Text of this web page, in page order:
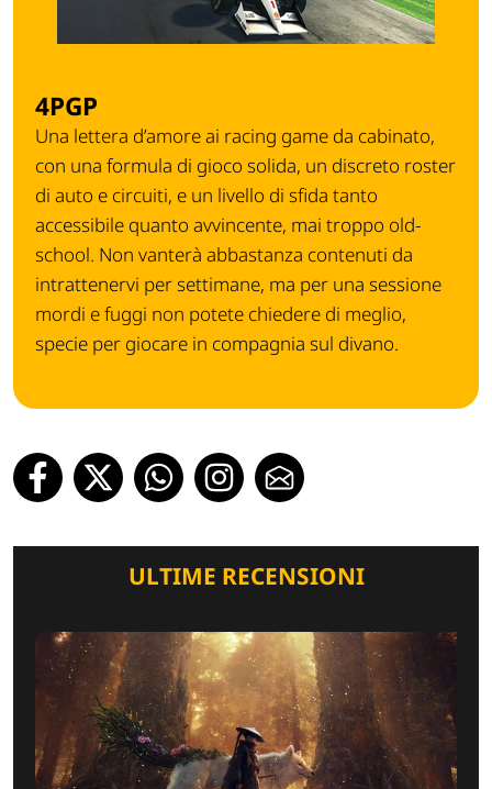
4PGP
Una lettera d’amore ai racing game da cabinato,
con una formula di gioco solida, un discreto roster
di auto e circuiti, e un livello di sfida tanto
accessibile quanto avvincente, mai troppo old-
school. Non vanterà abbastanza contenuti da
intrattenervi per settimane, ma per una sessione
mordi e fuggi non potete chiedere di meglio,
specie per giocare in compagnia sul divano.
ULTIME RECENSIONI